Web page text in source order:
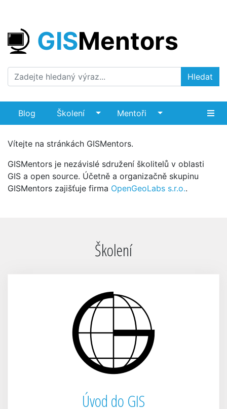
GISMentors
Hledat
Blog Školení Mentoři
Homepage
Vítejte na stránkách GISMentors.
GISMentors je nezávislé sdružení školitelů v oblasti
GIS a open source. Účetně a organizačně skupinu
GISMentors zajišťuje firma OpenGeoLabs s.r.o..
Školení
Úvod do GIS